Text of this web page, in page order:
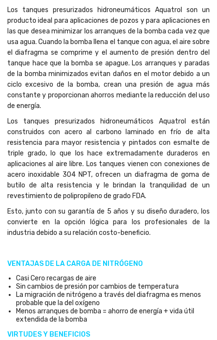
Los tanques presurizados hidroneumáticos Aquatrol son un
producto ideal para aplicaciones de pozos y para aplicaciones en
las que desea minimizar los arranques de la bomba cada vez que
usa agua. Cuando la bomba llena el tanque con agua, el aire sobre
el diafragma se comprime y el aumento de presión dentro del
tanque hace que la bomba se apague. Los arranques y paradas
de la bomba minimizados evitan daños en el motor debido a un
ciclo excesivo de la bomba, crean una presión de agua más
constante y proporcionan ahorros mediante la reducción del uso
de energía.
Los tanques presurizados hidroneumáticos Aquatrol están
construidos con acero al carbono laminado en frío de alta
resistencia para mayor resistencia y pintados con esmalte de
triple grado, lo que los hace extremadamente duraderos en
aplicaciones al aire libre. Los tanques vienen con conexiones de
acero inoxidable 304 NPT, ofrecen un diafragma de goma de
butilo de alta resistencia y le brindan la tranquilidad de un
revestimiento de polipropileno de grado FDA.
Esto, junto con su garantía de 5 años y su diseño duradero, los
convierte en la opción lógica para los profesionales de la
industria debido a su relación costo-beneficio.
VENTAJAS DE LA CARGA DE NITRÓGENO
Casi Cero recargas de aire
Sin cambios de presión por cambios de temperatura
La migración de nitrógeno a través del diafragma es menos
probable que la del oxígeno
Menos arranques de bomba = ahorro de energía + vida útil
extendida de la bomba
VIRTUDES Y BENEFICIOS